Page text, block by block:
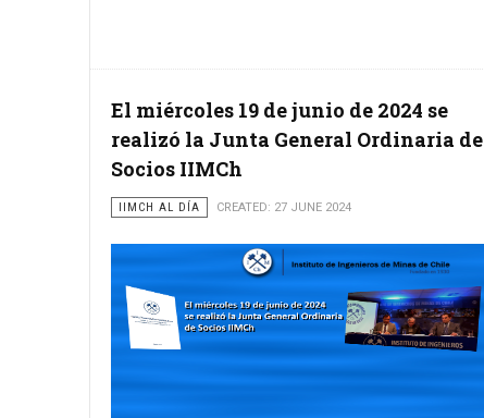
El miércoles 19 de junio de 2024 se
realizó la Junta General Ordinaria de
Socios IIMCh
IIMCH AL DÍA CREATED: 27 JUNE 2024